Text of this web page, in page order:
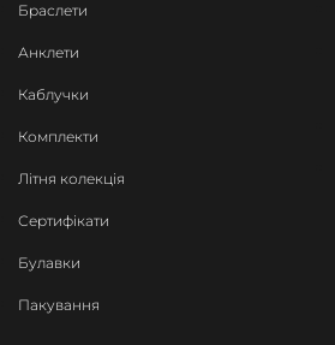
Браслети
Анклети
Каблучки
Комплекти
Літня колекція
Сертифікати
Булавки
Пакування